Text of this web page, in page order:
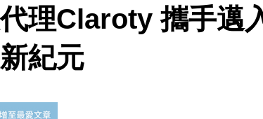
理Claroty 攜手邁
紀元